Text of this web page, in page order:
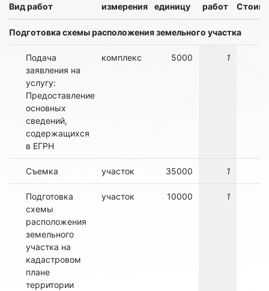
Вид работ
измерения
единицу
работ
Подготовка схемы расположения земельного участка
Подача
заявления на
услугу:
Предоставление
основных
сведений,
содержащихся
в ЕГРН
комплекс 5000 1
Съемка участок 35000 1
Подготовка
схемы
расположения
земельного
участка на
кадастровом
плане
территории
участок 10000 1